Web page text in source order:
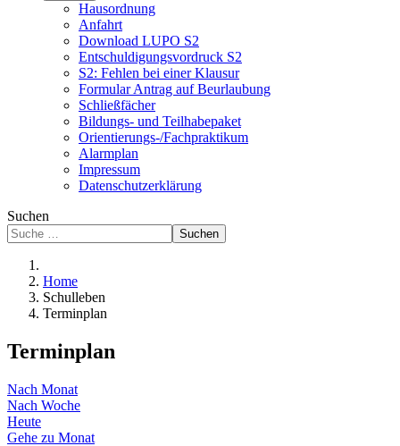
Hausordnung
Anfahrt
Download LUPO S2
Entschuldigungsvordruck S2
S2: Fehlen bei einer Klausur
Formular Antrag auf Beurlaubung
Schließfächer
Bildungs- und Teilhabepaket
Orientierungs-/Fachpraktikum
Alarmplan
Impressum
Datenschutzerklärung
Suchen
Suchen
Home
Schulleben
Terminplan
Terminplan
Nach Monat
Nach Woche
Heute
Gehe zu Monat